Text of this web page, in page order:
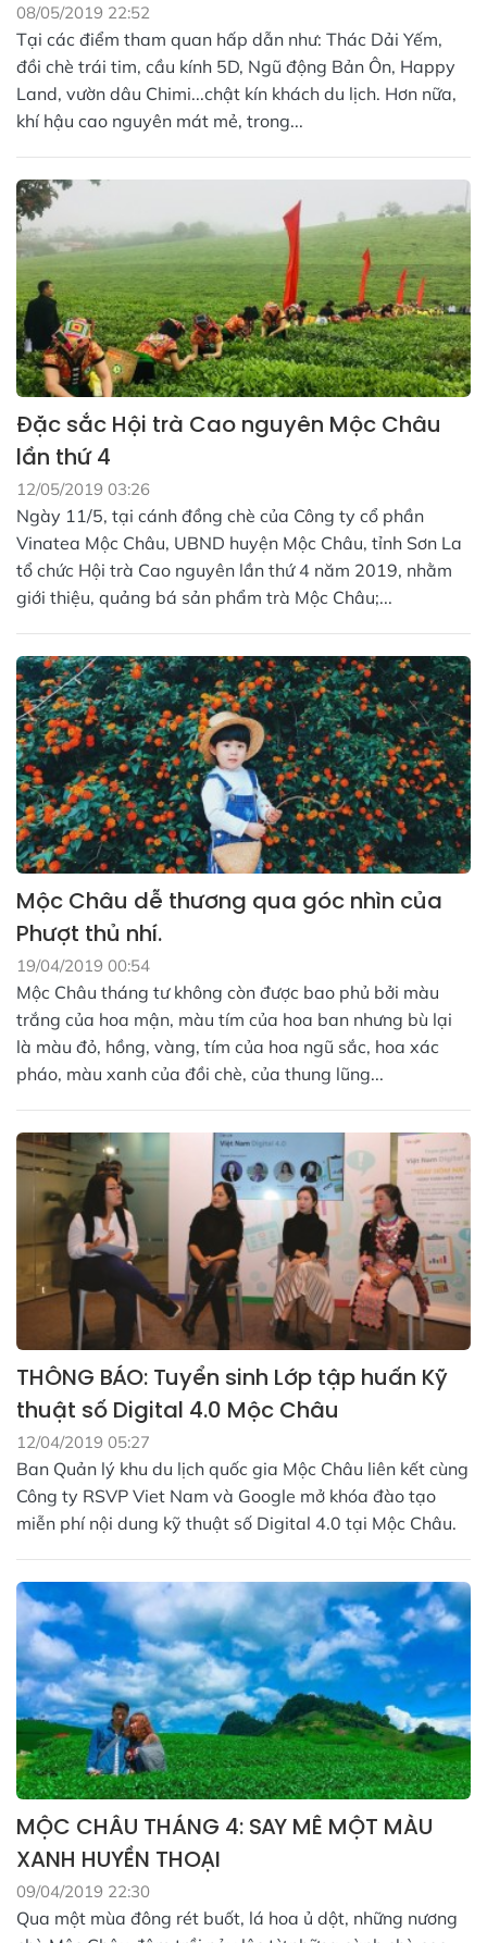
08/05/2019 22:52
Tại các điểm tham quan hấp dẫn như: Thác Dải Yếm,
đồi chè trái tim, cầu kính 5D, Ngũ động Bản Ôn, Happy
Land, vườn dâu Chimi...chật kín khách du lịch. Hơn nữa,
khí hậu cao nguyên mát mẻ, trong...
Đặc sắc Hội trà Cao nguyên Mộc Châu
lần thứ 4
12/05/2019 03:26
Ngày 11/5, tại cánh đồng chè của Công ty cổ phần
Vinatea Mộc Châu, UBND huyện Mộc Châu, tỉnh Sơn La
tổ chức Hội trà Cao nguyên lần thứ 4 năm 2019, nhằm
giới thiệu, quảng bá sản phẩm trà Mộc Châu;...
Mộc Châu dễ thương qua góc nhìn của
Phượt thủ nhí.
19/04/2019 00:54
Mộc Châu tháng tư không còn được bao phủ bởi màu
trắng của hoa mận, màu tím của hoa ban nhưng bù lại
là màu đỏ, hồng, vàng, tím của hoa ngũ sắc, hoa xác
pháo, màu xanh của đồi chè, của thung lũng...
THÔNG BÁO: Tuyển sinh Lớp tập huấn Kỹ
thuật số Digital 4.0 Mộc Châu
12/04/2019 05:27
Ban Quản lý khu du lịch quốc gia Mộc Châu liên kết cùng
Công ty RSVP Viet Nam và Google mở khóa đào tạo
miễn phí nội dung kỹ thuật số Digital 4.0 tại Mộc Châu.
MỘC CHÂU THÁNG 4: SAY MÊ MỘT MÀU
XANH HUYỀN THOẠI
09/04/2019 22:30
Qua một mùa đông rét buốt, lá hoa ủ dột, những nương